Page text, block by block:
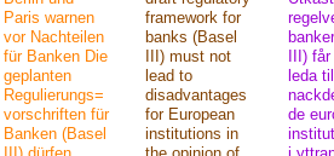
Paris warnen
vor Nachteilen
für Banken Die
geplanten
Regulierungs=
vorschriften für
Banken (Basel
framework for
banks (Basel
III) must not
lead to
disadvantages
for European
institutions in
III)
leda till
de